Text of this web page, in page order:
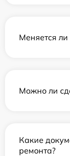
Меняется
Можно ли
Какие
ремонта?